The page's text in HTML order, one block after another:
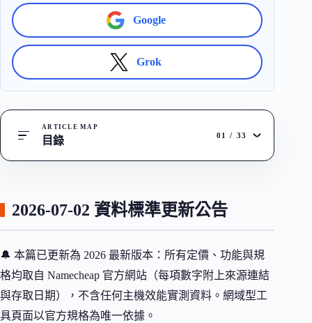
Google
Grok
ARTICLE MAP
目錄 01 / 33
2026-07-02 資料標準更新公告
🔔 本篇已更新為 2026 最新版本：所有定價、功能與規
格均取自 Namecheap 官方網站（每項數字附上來源連結
與存取日期），不含任何主機效能實測資料。網域型工
具頁面以官方規格為唯一依據。